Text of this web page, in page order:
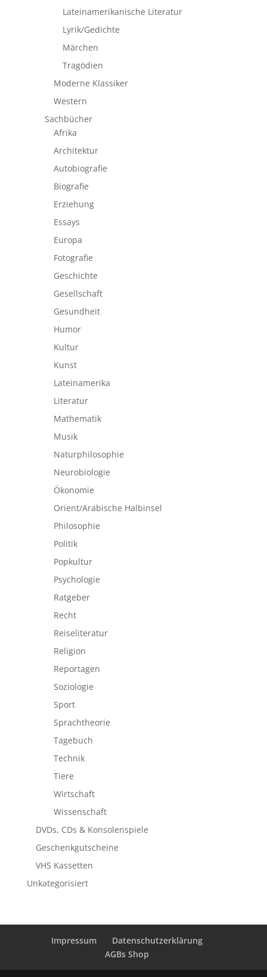
Lateinamerikanische Literatur
Lyrik/Gedichte
Märchen
Tragödien
Moderne Klassiker
Western
Sachbücher
Afrika
Architektur
Autobiografie
Biografie
Erziehung
Essays
Europa
Fotografie
Geschichte
Gesellschaft
Gesundheit
Humor
Kultur
Kunst
Lateinamerika
Literatur
Mathematik
Musik
Naturphilosophie
Neurobiologie
Ökonomie
Orient/Arabische Halbinsel
Philosophie
Politik
Popkultur
Psychologie
Ratgeber
Recht
Reiseliteratur
Religion
Reportagen
Soziologie
Sport
Sprachtheorie
Tagebuch
Technik
Tiere
Wirtschaft
Wissenschaft
DVDs, CDs & Konsolenspiele
Geschenkgutscheine
VHS Kassetten
Unkategorisiert
Impressum
Datenschutzerklärung
AGBs Shop